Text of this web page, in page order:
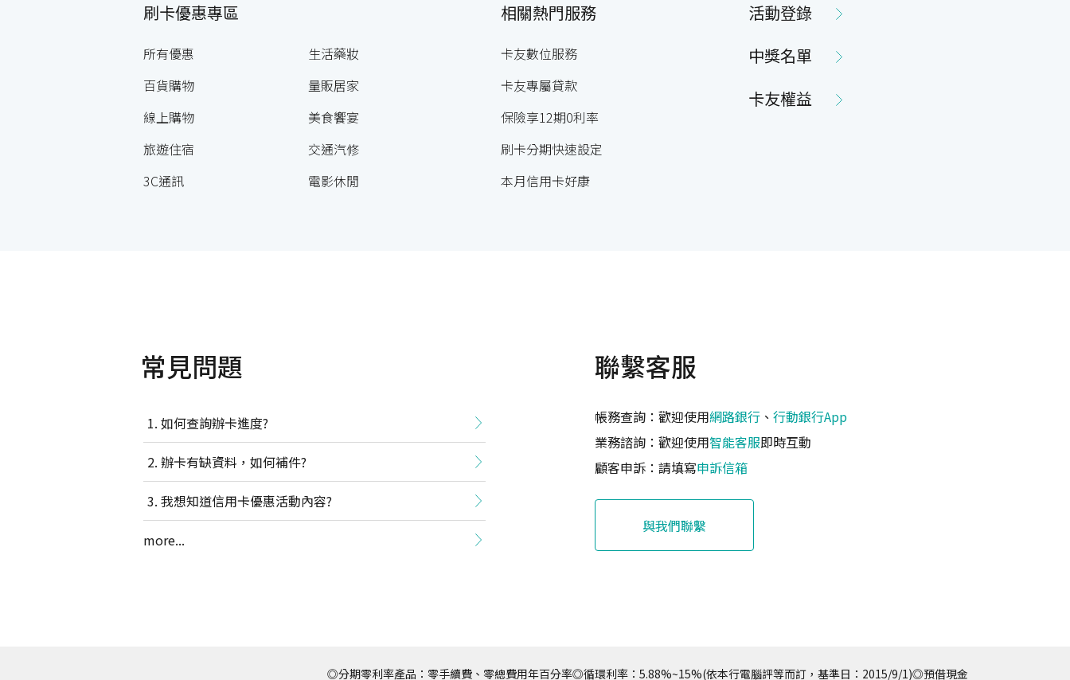
刷卡優惠專區
所有優惠
百貨購物
線上購物
旅遊住宿
3C通訊
生活藥妝
量販居家
美食饗宴
交通汽修
電影休閒
相關熱門服務
卡友數位服務
卡友專屬貸款
保險享12期0利率
刷卡分期快速設定
本月信用卡好康
活動登錄
中獎名單
卡友權益
常見問題
如何查詢辦卡進度?
辦卡有缺資料，如何補件?
我想知道信用卡優惠活動內容?
more...
聯繫客服
帳務查詢：歡迎使用網路銀行 、 行動銀行App
業務諮詢：歡迎使用智能客服即時互動
顧客申訴：請填寫申訴信箱
與我們聯繫
◎分期零利率產品：零手續費、零總費用年百分率◎循環利率：5.88%~15%(依本行電腦評等而訂，基準日：2015/9/1)◎預借現金